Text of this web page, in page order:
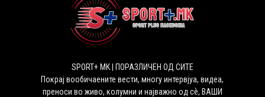
SPORT+ MK | ПОРАЗЛИЧЕН ОД СИТЕ
Покрај вообичаените вести, многу интервјуа, видеа,
преноси во живо, колумни и најважно од сѐ, ВАШИ